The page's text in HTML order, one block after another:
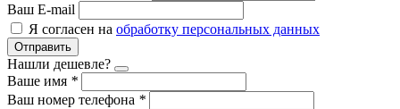
Ваш E-mail
Я согласен на обработку персональных данных
Отправить
Нашли дешевле?
Ваше имя *
Ваш номер телефона *